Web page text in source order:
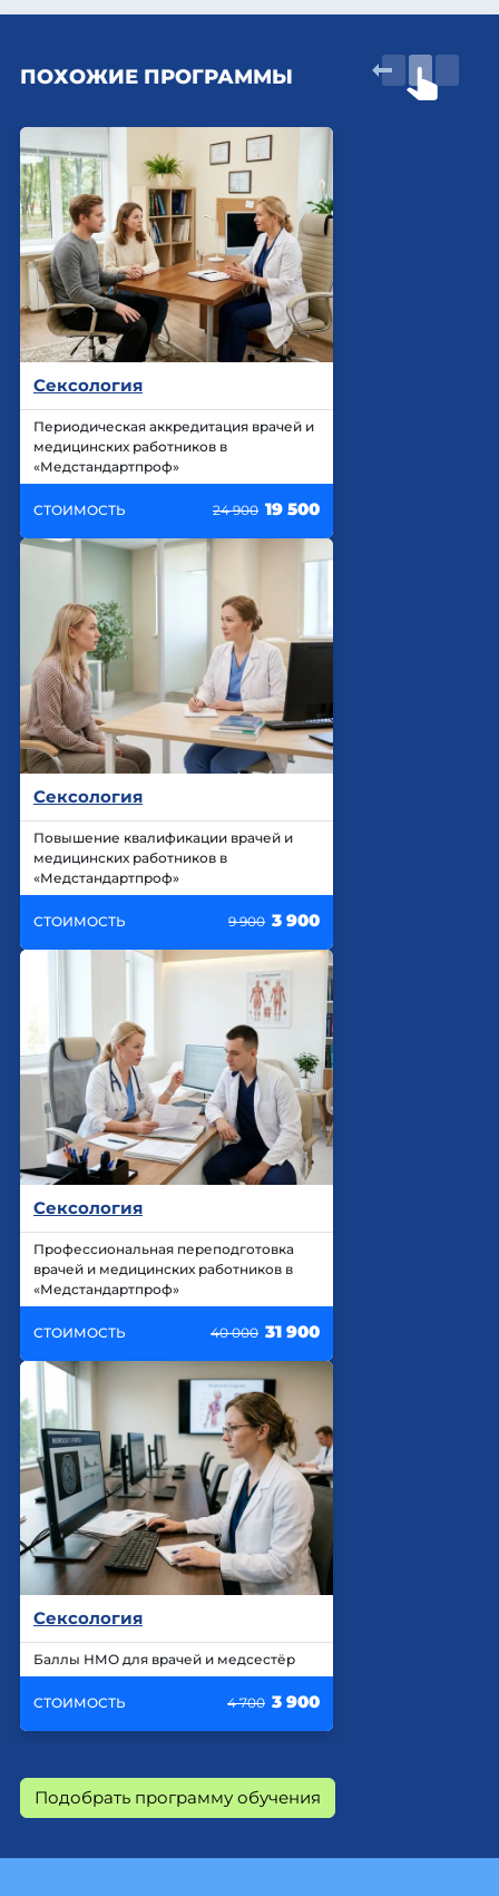
ПОХОЖИЕ ПРОГРАММЫ
Сексология
Периодическая аккредитация врачей и
медицинских работников в
«Медстандартпроф»
СТОИМОСТЬ 24 900 19 500
Сексология
Повышение квалификации врачей и
медицинских работников в
«Медстандартпроф»
СТОИМОСТЬ 9 900 3 900
Сексология
Профессиональная переподготовка
врачей и медицинских работников в
«Медстандартпроф»
СТОИМОСТЬ 40 000 31 900
Сексология
Баллы НМО для врачей и медсестёр
СТОИМОСТЬ 4 700 3 900
Подобрать программу обучения